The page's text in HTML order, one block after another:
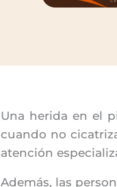
Una herida en el
cuando no
atención
Además, las